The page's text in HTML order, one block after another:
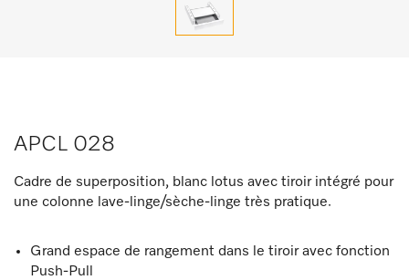
APCL 028
Cadre de superposition, blanc lotus avec tiroir intégré pour
une colonne lave-linge/sèche-linge très pratique.
Grand espace de rangement dans le tiroir avec fonction
Push-Pull